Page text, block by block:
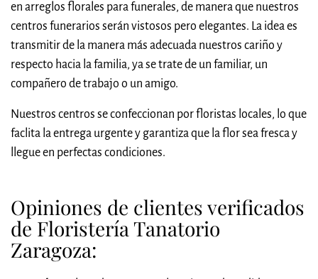
en arreglos florales para funerales, de manera que nuestros
centros funerarios serán vistosos pero elegantes. La idea es
transmitir de la manera más adecuada nuestros cariño y
respecto hacia la familia, ya se trate de un familiar, un
compañero de trabajo o un amigo.
Nuestros centros se confeccionan por floristas locales, lo que
faclita la entrega urgente y garantiza que la flor sea fresca y
llegue en perfectas condiciones.
Opiniones de clientes verificados
de Floristería Tanatorio
Zaragoza: